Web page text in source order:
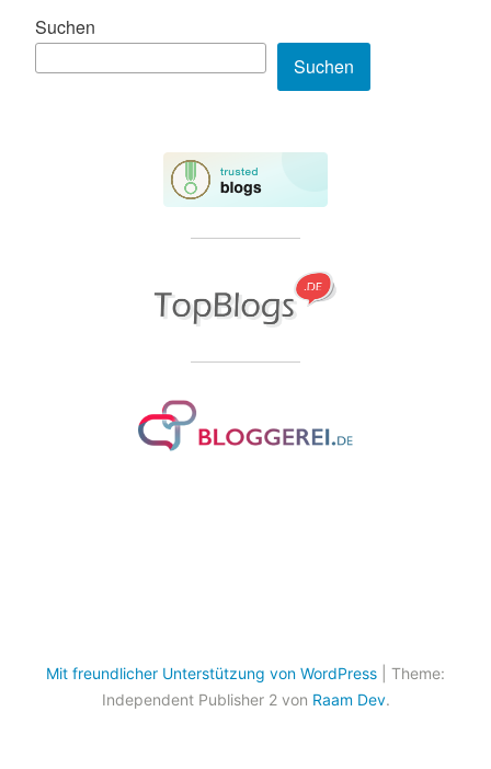
Suchen
Suchen
Mit freundlicher Unterstützung von WordPress
Theme:
Independent Publisher 2 von Raam Dev.